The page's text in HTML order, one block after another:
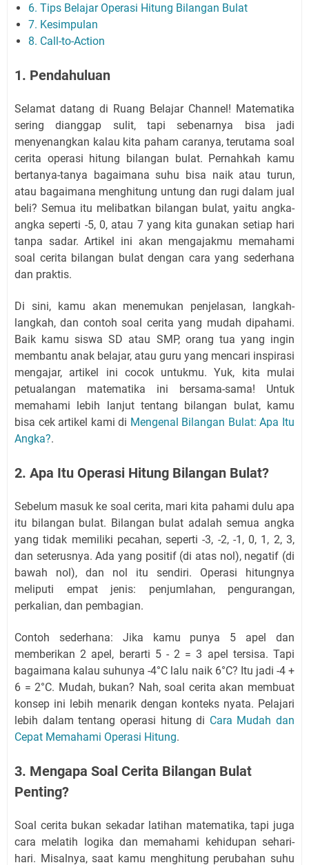
6. Tips Belajar Operasi Hitung Bilangan Bulat
7. Kesimpulan
8. Call-to-Action
1. Pendahuluan
Selamat datang di Ruang Belajar Channel! Matematika
sering dianggap sulit, tapi sebenarnya bisa jadi
menyenangkan kalau kita paham caranya, terutama soal
cerita operasi hitung bilangan bulat. Pernahkah kamu
bertanya-tanya bagaimana suhu bisa naik atau turun,
atau bagaimana menghitung untung dan rugi dalam jual
beli? Semua itu melibatkan bilangan bulat, yaitu angka-
angka seperti -5, 0, atau 7 yang kita gunakan setiap hari
tanpa sadar. Artikel ini akan mengajakmu memahami
soal cerita bilangan bulat dengan cara yang sederhana
dan praktis.
Di sini, kamu akan menemukan penjelasan, langkah-
langkah, dan contoh soal cerita yang mudah dipahami.
Baik kamu siswa SD atau SMP, orang tua yang ingin
membantu anak belajar, atau guru yang mencari inspirasi
mengajar, artikel ini cocok untukmu. Yuk, kita mulai
petualangan matematika ini bersama-sama! Untuk
memahami lebih lanjut tentang bilangan bulat, kamu
bisa cek artikel kami di Mengenal Bilangan Bulat: Apa Itu
Angka?.
2. Apa Itu Operasi Hitung Bilangan Bulat?
Sebelum masuk ke soal cerita, mari kita pahami dulu apa
itu bilangan bulat. Bilangan bulat adalah semua angka
yang tidak memiliki pecahan, seperti -3, -2, -1, 0, 1, 2, 3,
dan seterusnya. Ada yang positif (di atas nol), negatif (di
bawah nol), dan nol itu sendiri. Operasi hitungnya
meliputi empat jenis: penjumlahan, pengurangan,
perkalian, dan pembagian.
Contoh sederhana: Jika kamu punya 5 apel dan
memberikan 2 apel, berarti 5 - 2 = 3 apel tersisa. Tapi
bagaimana kalau suhunya -4°C lalu naik 6°C? Itu jadi -4 +
6 = 2°C. Mudah, bukan? Nah, soal cerita akan membuat
konsep ini lebih menarik dengan konteks nyata. Pelajari
lebih dalam tentang operasi hitung di Cara Mudah dan
Cepat Memahami Operasi Hitung.
3. Mengapa Soal Cerita Bilangan Bulat
Penting?
Soal cerita bukan sekadar latihan matematika, tapi juga
cara melatih logika dan memahami kehidupan sehari-
hari. Misalnya, saat kamu menghitung perubahan suhu